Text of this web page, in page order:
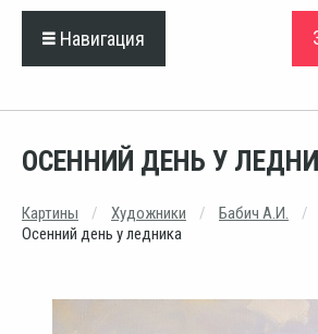
Навигация
ОСЕННИЙ ДЕНЬ У
Картины Художники
Бабич А.И.
Осенний день у ледника